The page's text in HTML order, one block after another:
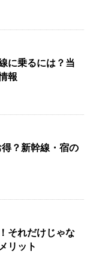
に乗るには？当
報
？新幹線・宿の
それだけじゃな
リット